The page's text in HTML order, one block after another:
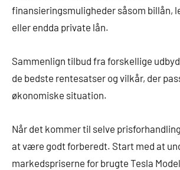
finansieringsmuligheder såsom billån,
eller endda private lån.
Sammenlign tilbud fra forskellige
de bedste rentesatser og vilkår, der
økonomiske situation.
Når det kommer til selve
at være godt forberedt. Start med at
markedspriserne for brugte Tesla